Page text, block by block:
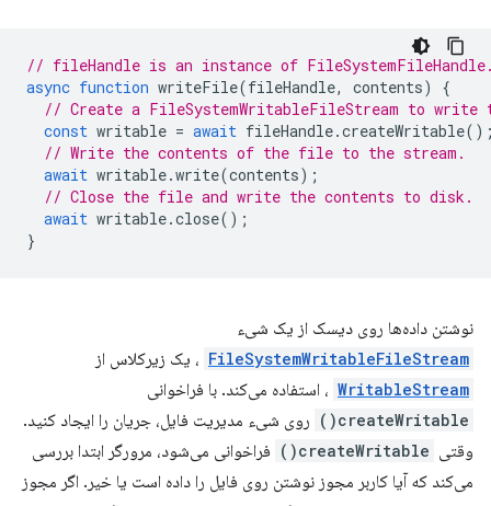
// fileHandle is an instance of
async function writeFile(fileHandle, contents)
{
// Create a FileSystemWritableFileStream to write
const writable = await fileHandle.createWritable
// Write the contents of the file to the stream.
await writable.write(contents);
// Close the file and write the contents to disk.
await writable.close();
}
نوشتن داده‌ها روی دیسک از یک شیء
FileSystemWritableFileStream ، یک زیرکلاس از
WritableStream ، استفاده می‌کند. با فراخوانی
createWritable()
روی شیء مدیریت فایل، جریان را ایجاد کنید.
وقتی createWritable()
فراخوانی می‌شود، مرورگر ابتدا بررسی
می‌کند که آیا کاربر مجوز نوشتن روی فایل را داده است یا خیر. اگر مجوز